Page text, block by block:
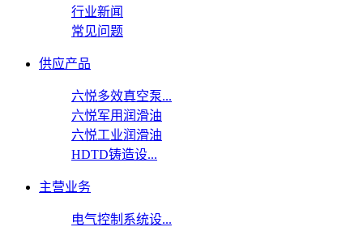
行业新闻
常见问题
供应产品
六悦多效真空泵...
六悦军用润滑油
六悦工业润滑油
HDTD铸造设...
主营业务
电气控制系统设...